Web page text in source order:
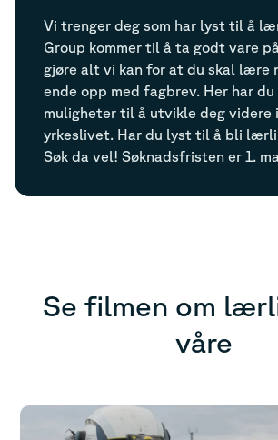
Vi trenger deg som har lyst til å
Group kommer til å ta godt vare
gjøre alt vi kan for at du skal lære
ende opp med fagbrev. Her har du
muligheter til å utvikle deg videre
yrkeslivet. Har du lyst til å bli
Søk da vel! Søknadsfristen er 1.
Se filmen om
våre